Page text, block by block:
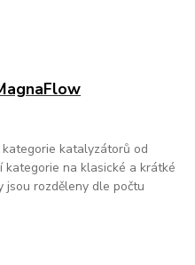
katalyzátorů od
kategorie na klasické a krátké
jsou rozděleny dle počtu